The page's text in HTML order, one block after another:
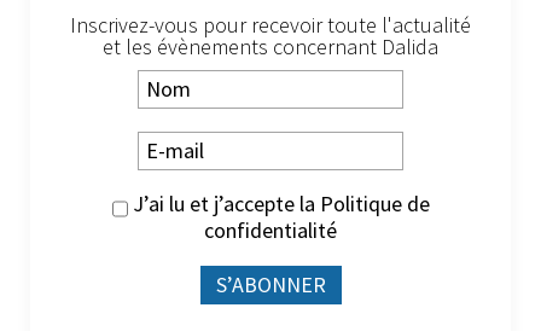
Inscrivez-vous pour recevoir toute l'actualité
et les évènements concernant Dalida
J’ai lu et j’accepte la Politique de
confidentialité